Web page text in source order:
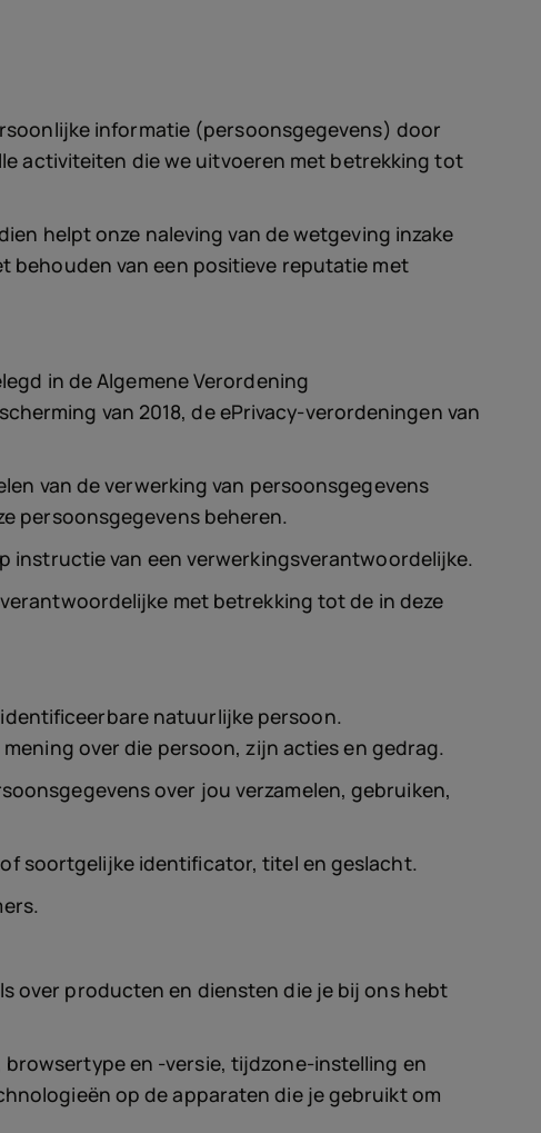
informatie (persoonsgegevens) door
activiteiten die we uitvoeren met betrekking tot
helpt onze naleving van de wetgeving inzake
behouden van een positieve reputatie met
in de Algemene Verordening
van 2018, de ePrivacy-verordeningen van
van de verwerking van persoonsgegevens
persoonsgegevens beheren.
instructie van een verwerkingsverantwoordelijke.
met betrekking tot de in deze
natuurlijke persoon.
over die persoon, zijn acties en gedrag.
over jou verzamelen, gebruiken,
soortgelijke identificator, titel en geslacht.
over producten en diensten die je bij ons hebt
en -versie, tijdzone-instelling en
op de apparaten die je gebruikt om